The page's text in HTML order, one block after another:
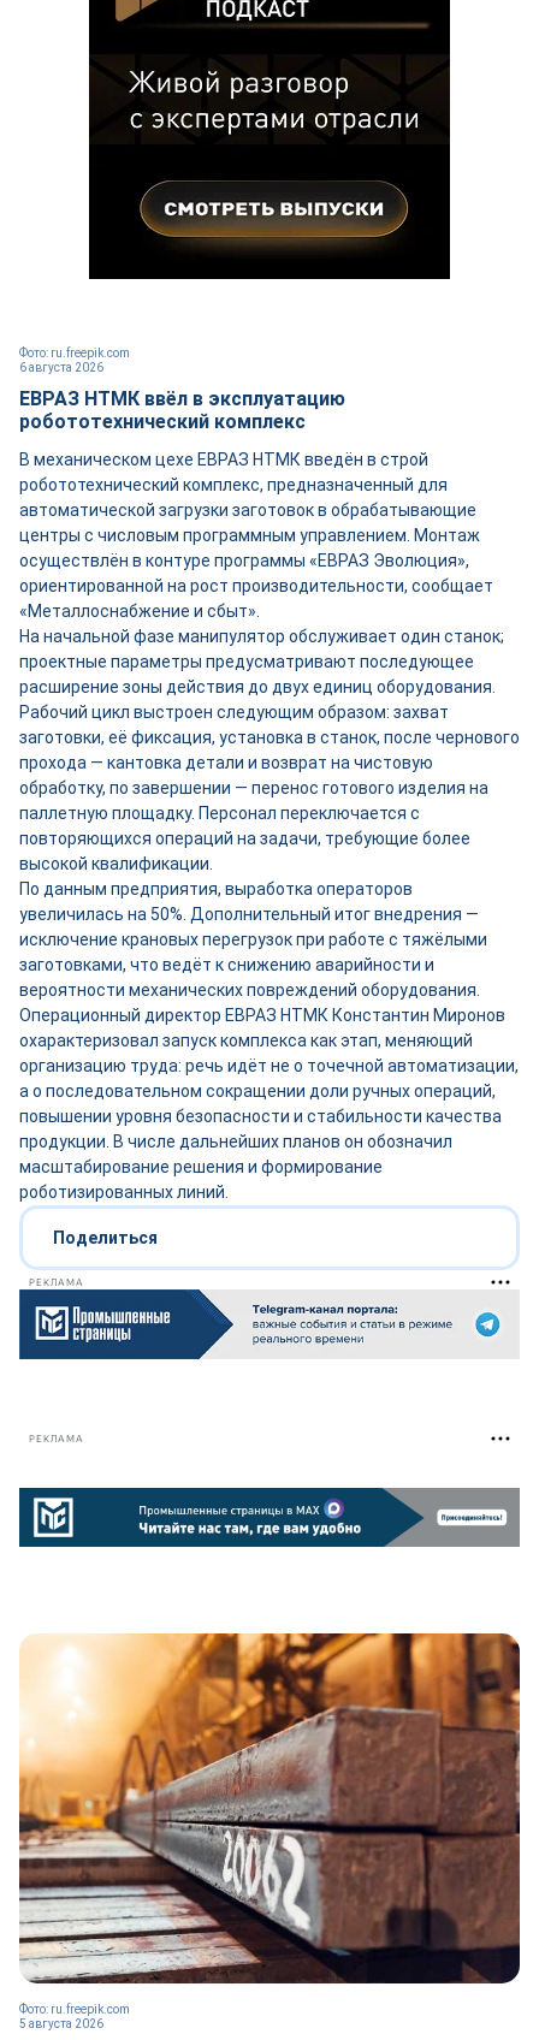
6 августа 2026
Фото: ru.freepik.com
ЕВРАЗ НТМК ввёл в эксплуатацию
робототехнический комплекс
В механическом цехе ЕВРАЗ НТМК введён в строй
робототехнический комплекс, предназначенный для
автоматической загрузки заготовок в обрабатывающие
центры с числовым программным управлением. Монтаж
осуществлён в контуре программы «ЕВРАЗ Эволюция»,
ориентированной на рост производительности, сообщает
«Металлоснабжение и сбыт».
На начальной фазе манипулятор обслуживает один станок;
проектные параметры предусматривают последующее
расширение зоны действия до двух единиц оборудования.
Рабочий цикл выстроен следующим образом: захват
заготовки, её фиксация, установка в станок, после чернового
прохода — кантовка детали и возврат на чистовую
обработку, по завершении — перенос готового изделия на
паллетную площадку. Персонал переключается с
повторяющихся операций на задачи, требующие более
высокой квалификации.
По данным предприятия, выработка операторов
увеличилась на 50%. Дополнительный итог внедрения —
исключение крановых перегрузок при работе с тяжёлыми
заготовками, что ведёт к снижению аварийности и
вероятности механических повреждений оборудования.
Операционный директор ЕВРАЗ НТМК Константин Миронов
охарактеризовал запуск комплекса как этап, меняющий
организацию труда: речь идёт не о точечной автоматизации,
а о последовательном сокращении доли ручных операций,
повышении уровня безопасности и стабильности качества
продукции. В числе дальнейших планов он обозначил
масштабирование решения и формирование
роботизированных линий.
Поделиться
РЕКЛАМА
РЕКЛАМА
5 августа 2026
Фото: ru.freepik.com